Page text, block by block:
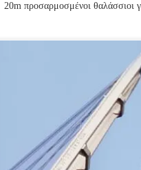
20m προσαρμοσμένοι θαλάσσιοι